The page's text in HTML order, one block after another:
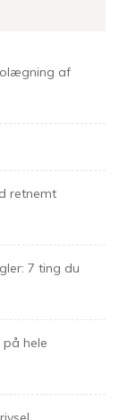
af
retnemt
7 ting du
hele